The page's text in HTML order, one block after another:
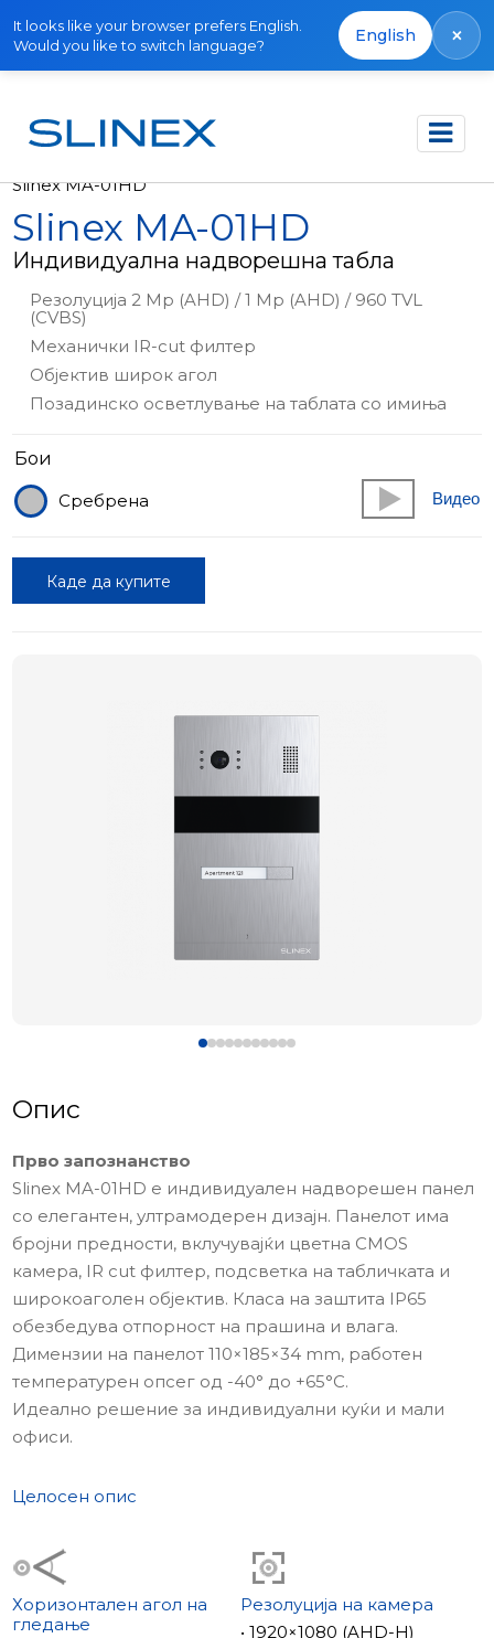
It looks like your browser prefers English.
Would you like to switch language?
English ×
Почетна Производи Надворешни панели
Slinex MA-01HD
Slinex MA-01HD
Индивидуална надворешна табла
Резолуција 2 Mp (AHD) / 1 Mp (AHD) / 960 TVL
(CVBS)
Механички IR-cut филтер
Објектив широк агол
Позадинско осветлување на таблата со имиња
Бои
Сребрена
Видео
Каде да купите
Опис
Прво запознанство
Slinex MA-01HD е индивидуален надворешен панел
со елегантен, ултрамодерен дизајн. Панелот има
бројни предности, вклучувајќи цветна CMOS
камера, IR cut филтер, подсветка на табличката и
широкоаголен објектив. Класа на заштита IP65
обезбедува отпорност на прашина и влага.
Димензии на панелот 110×185×34 mm, работен
температурен опсег од -40° до +65°C.
Идеално решение за индивидуални куќи и мали
офиси.
Целосен опис
Хоризонтален агол на
гледање
Резолуција на камера
• 1920×1080 (AHD-H)